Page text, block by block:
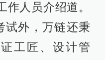
作人员介绍道。
试外，万链还秉
工匠、设计管